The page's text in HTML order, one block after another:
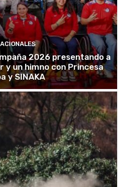
2026 presentando a
y un himno con Princesa
y SINAKA